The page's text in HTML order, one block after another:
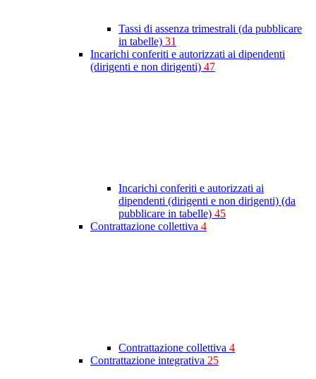
Tassi di assenza trimestrali (da pubblicare
in tabelle) 31
Incarichi conferiti e autorizzati ai dipendenti
(dirigenti e non dirigenti) 47
Incarichi conferiti e autorizzati ai
dipendenti (dirigenti e non dirigenti) (da
pubblicare in tabelle) 45
Contrattazione collettiva 4
Contrattazione collettiva 4
Contrattazione integrativa 25